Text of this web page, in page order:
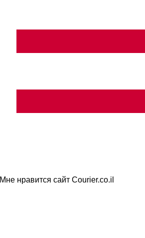
Мне нравится сайт Courier.co.il